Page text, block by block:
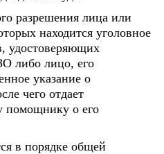
разрешения лица или
находится уголовное
удостоверяющих
либо лицо, его
указание о
чего отдает
помощнику о его
в порядке общей